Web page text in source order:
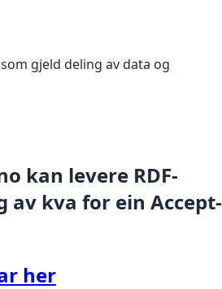
gjeld deling av data og
kan levere RDF-
kva for ein Accept-
her